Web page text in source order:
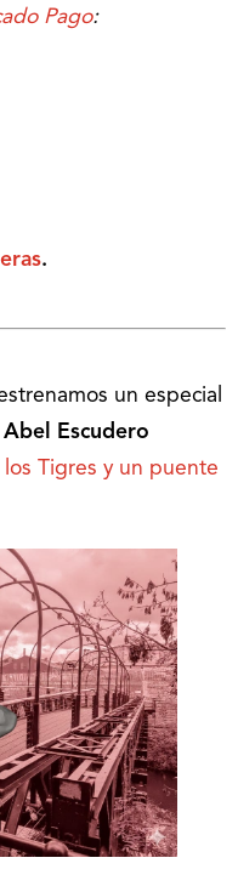
Pago:
.
un especial
Abel Escudero
Tigres y un puente